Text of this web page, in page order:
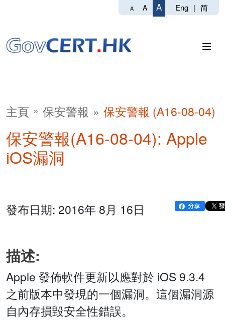
A A A Eng | 简
主頁 保安警報 保安警報 (A16-08-04)
保安警報(A16-08-04): Apple
iOS漏洞
發布日期: 2016年 8月 16日
描述:
Apple 發佈軟件更新以應對於 iOS 9.3.4
之前版本中發現的一個漏洞。這個漏洞源
自內存損毀安全性錯誤。